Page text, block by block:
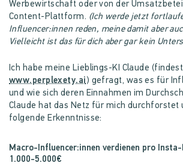
Werbewirtschaft oder von der
Content-Plattform. (Ich werde jetzt
Influencer:innen reden, meine damit aber
Vielleicht ist das für dich aber gar kein
Ich habe meine Lieblings-KI Claude
www.perplexety.ai ) gefragt, was es für
und wie sich deren Einnahmen im
Claude hat das Netz für mich durchforstet
folgende Erkenntnisse:
Macro-Influencer:innen verdienen pro
1.000-5.000€